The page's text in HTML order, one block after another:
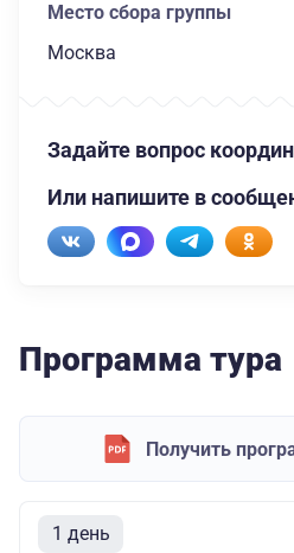
Место сбора группы
Москва
Задайте вопрос
Или напишите в
Программа тура
Получить
1 день